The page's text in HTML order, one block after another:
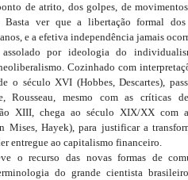
de atrito, dos golpes, de
Basta ver que a libertação formal dos
e a efetiva independência jamais
por ideologia do
Cozinhado com
o século XVI (Hobbes, Descartes),
Rousseau, mesmo com as críticas
XIII, chega ao século XIX/XX com
Mises, Hayek), para justificar a
entregue ao capitalismo financeiro.
o recurso das novas formas de
do grande cientista